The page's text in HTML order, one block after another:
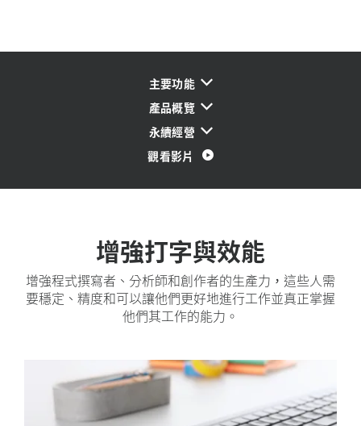
主要功能
產品概覽
永續經營
觀看影片
增強打字與效能
增強程式撰寫者、分析師和創作者的生產力，這些人需
要穩定、精度和可以讓他們更好地進行工作並真正掌握
他們其工作的能力。